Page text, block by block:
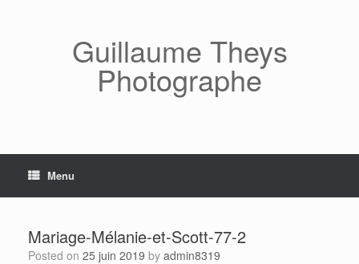
Guillaume Theys
Photographe
Menu
Mariage-Mélanie-et-Scott-77-2
Posted on 25 juin 2019 by admin8319